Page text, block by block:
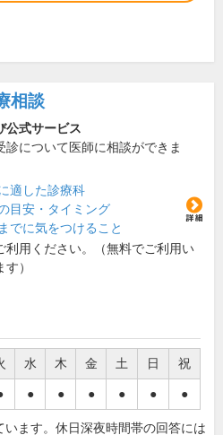
相談
公式サービス
診について医師に相談ができま
適した診療科
目安・タイミング
でに気をつけること
利用ください。（無料でご利用い
）
水 木 金 土 日 祝
● ● ● ● ● ●
ます。休日深夜時間帯の回答には